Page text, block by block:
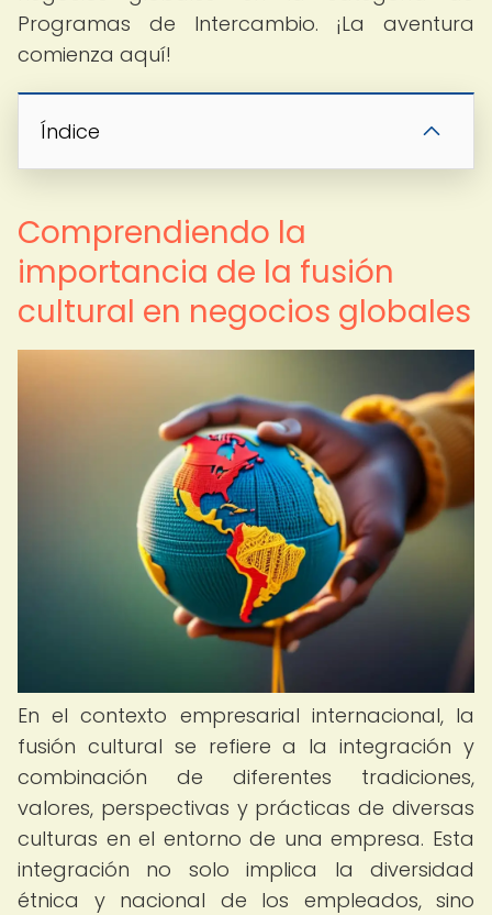
Programas de Intercambio. ¡La aventura
comienza aquí!
Índice
Comprendiendo la
importancia de la fusión
cultural en negocios globales
En el contexto empresarial internacional, la
fusión cultural se refiere a la integración y
combinación de diferentes tradiciones,
valores, perspectivas y prácticas de diversas
culturas en el entorno de una empresa. Esta
integración no solo implica la diversidad
étnica y nacional de los empleados, sino